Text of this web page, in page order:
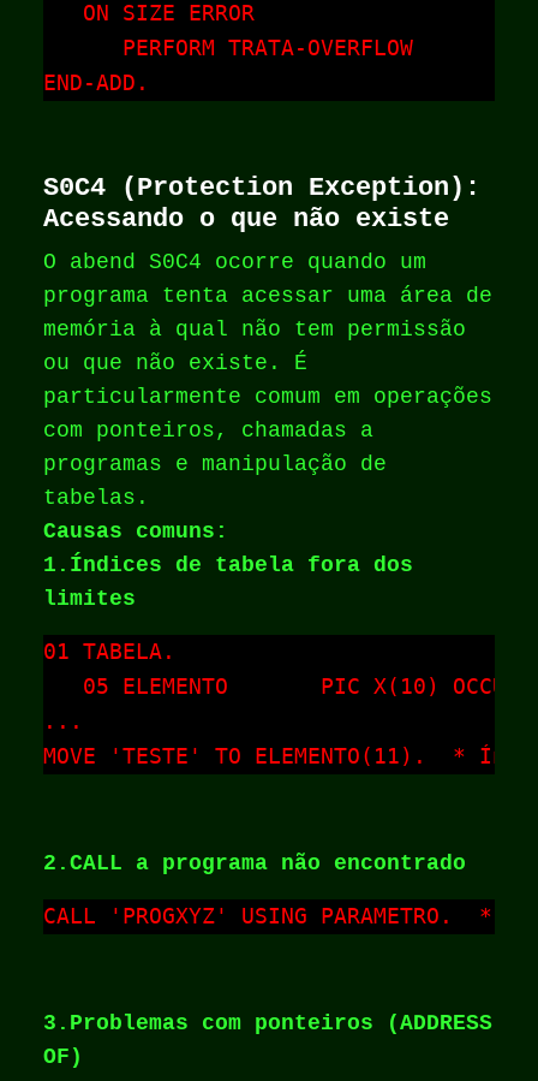
   ON SIZE ERROR
      PERFORM TRATA-OVERFLOW
END-ADD.
S0C4 (Protection Exception):
Acessando o que não existe
O abend S0C4 ocorre quando um
programa tenta acessar uma área de
memória à qual não tem permissão
ou que não existe. É
particularmente comum em operações
com ponteiros, chamadas a
programas e manipulação de
tabelas.
Causas comuns:
1.Índices de tabela fora dos
limites
01 TABELA.
05 ELEMENTO       PIC X(10)
...
MOVE 'TESTE' TO ELEMENTO(11).  *
2.CALL a programa não encontrado
CALL 'PROGXYZ' USING PARAMETRO.
3.Problemas com ponteiros (ADDRESS
OF)